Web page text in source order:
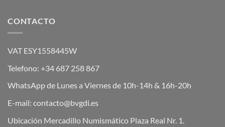
CONTACTO
VAT ESY1558445W
Telefono: +34 687 258 867
WhatsApp de Lunes a Viernes de 10h-14h & 16h-20h
E-mail: contacto@bvgdi.es
Ubicación Mercadillo Numismático Plaza Real Nr. 1.